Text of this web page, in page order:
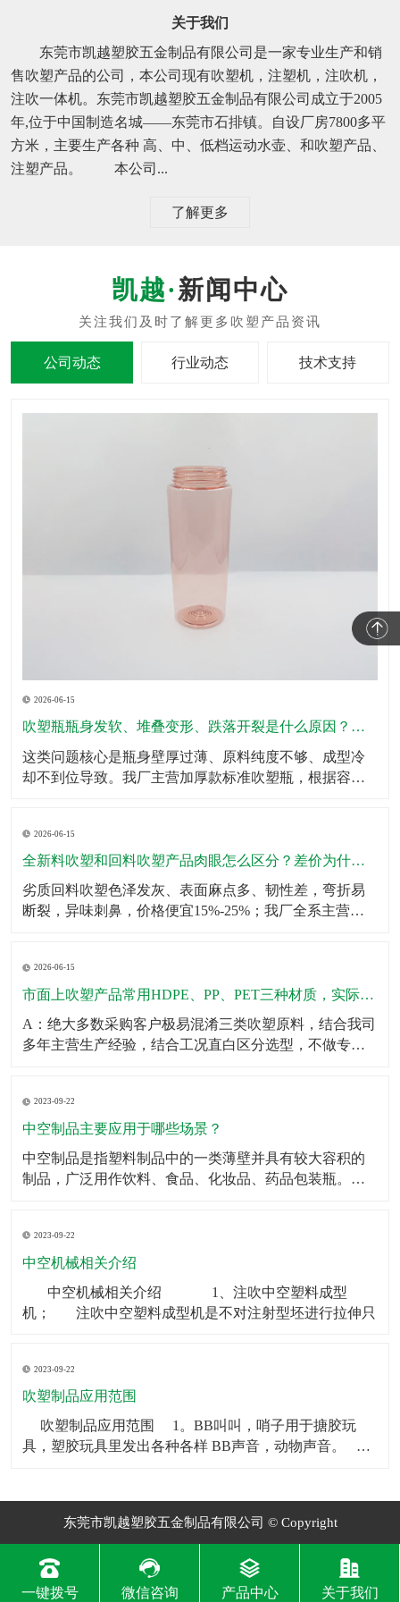
关于我们
东莞市凯越塑胶五金制品有限公司是一家专业生产和销
售吹塑产品的公司，本公司现有吹塑机，注塑机，注吹机，
注吹一体机。东莞市凯越塑胶五金制品有限公司成立于2005
年,位于中国制造名城——东莞市石排镇。自设厂房7800多平
方米，主要生产各种 高、中、低档运动水壶、和吹塑产品、
注塑产品。 本公司...
了解更多
新闻中心
公司动态 行业动态 技术支持
2026-06-15
吹塑瓶瓶身发软、堆叠变形、跌落开裂是什么原因？怎么规避？
这类问题核心是瓶身壁厚过薄、原料纯度不够、成型冷
却不到位导致。我厂主营加厚款标准吹塑瓶，根据容量
包、不变形；生产采用伺服匀速挤出+恒温冷却工艺，杜
绝瓶身局部发软、成型缩水问题。同时成品出厂前完成2
米垂直
2026-06-15
全新料吹塑和回料吹塑产品肉眼怎么区分？差价为什么这么大？
劣质回料吹塑色泽发灰、表面麻点多、韧性差，弯折易
断裂，异味刺鼻，价格便宜15%-25%；我厂全系主营成
使用寿命提升一倍以上。针对预算刚需客户，可合规提
供混合改性料经济型方案，透明告知材质参数，不偷
料、
2026-06-15
市面上吹塑产品常用HDPE、PP、PET三种材质，实际使用该怎么选？有什么核心差异？市面上吹塑产品常用HDPE、PP、PET三种材质，实际使用该怎么选？有什么核心差异？
A：绝大多数采购客户极易混淆三类吹塑原料，结合我司
多年主营生产经验，结合工况直白区分选型，不做专业
裂，壁厚可塑性强，适合工业化工桶、机油壶、农用肥
液桶、户外中空配件、仓储周转吹塑箱体，性价比最
高、
2023-09-22
中空制品主要应用于哪些场景？
中空制品是指塑料制品中的一类薄壁并具有较大容积的
制品，广泛用作饮料、食品、化妆品、药品包装瓶。​中
空制品也常被用于食品包装，如巧克力、糖果等。3．化
妆品包装：中空制品常常被用在化妆品包装上，如香水
2023-09-22
中空机械相关介绍
​ 中空机械相关介绍 1、注吹中空塑料成型
机； 注吹中空塑料成型机是不对注射型坯进行拉伸只
2023-09-22
吹塑制品应用范围
​ 吹塑制品应用范围 1。BB叫叫，哨子用于搪胶玩
具，塑胶玩具里发出各种各样 BB声音，动物声音。
东莞市凯越塑胶五金制品有限公司 © Copyright
一键拨号 微信咨询 产品中心 关于我们